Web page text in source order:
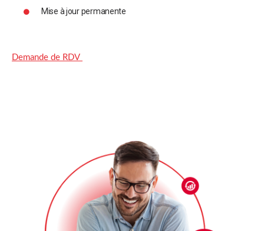
Mise à jour permanente
Demande de RDV